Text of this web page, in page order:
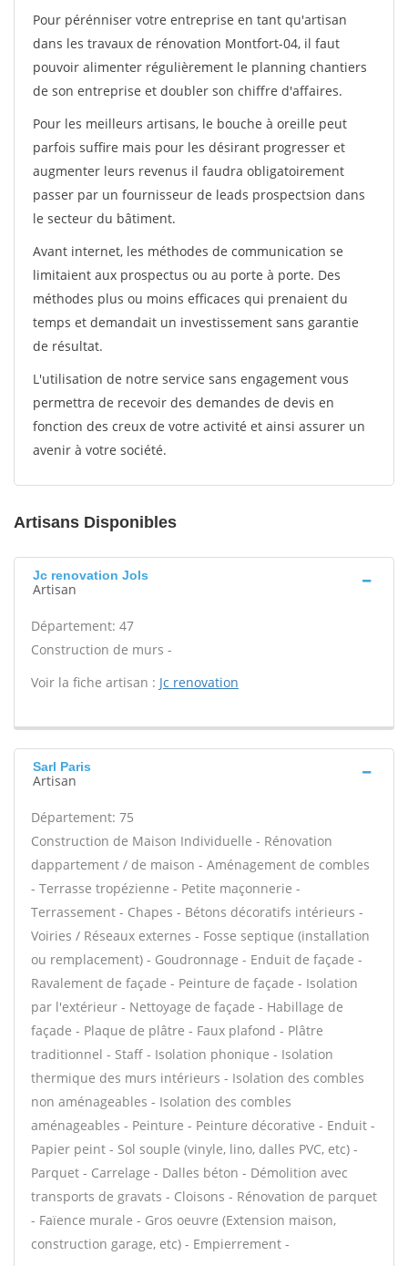
Pour pérénniser votre entreprise en tant qu'artisan
dans les travaux de rénovation Montfort-04, il faut
pouvoir alimenter régulièrement le planning chantiers
de son entreprise et doubler son chiffre d'affaires.
Pour les meilleurs artisans, le bouche à oreille peut
parfois suffire mais pour les désirant progresser et
augmenter leurs revenus il faudra obligatoirement
passer par un fournisseur de leads prospectsion dans
le secteur du bâtiment.
Avant internet, les méthodes de communication se
limitaient aux prospectus ou au porte à porte. Des
méthodes plus ou moins efficaces qui prenaient du
temps et demandait un investissement sans garantie
de résultat.
L'utilisation de notre service sans engagement vous
permettra de recevoir des demandes de devis en
fonction des creux de votre activité et ainsi assurer un
avenir à votre société.
Artisans Disponibles
Jc renovation Jols
Artisan
Département: 47
Construction de murs -
Voir la fiche artisan : Jc renovation
Sarl Paris
Artisan
Département: 75
Construction de Maison Individuelle - Rénovation
dappartement / de maison - Aménagement de combles
- Terrasse tropézienne - Petite maçonnerie -
Terrassement - Chapes - Bétons décoratifs intérieurs -
Voiries / Réseaux externes - Fosse septique (installation
ou remplacement) - Goudronnage - Enduit de façade -
Ravalement de façade - Peinture de façade - Isolation
par l'extérieur - Nettoyage de façade - Habillage de
façade - Plaque de plâtre - Faux plafond - Plâtre
traditionnel - Staff - Isolation phonique - Isolation
thermique des murs intérieurs - Isolation des combles
non aménageables - Isolation des combles
aménageables - Peinture - Peinture décorative - Enduit -
Papier peint - Sol souple (vinyle, lino, dalles PVC, etc) -
Parquet - Carrelage - Dalles béton - Démolition avec
transports de gravats - Cloisons - Rénovation de parquet
- Faïence murale - Gros oeuvre (Extension maison,
construction garage, etc) - Empierrement -